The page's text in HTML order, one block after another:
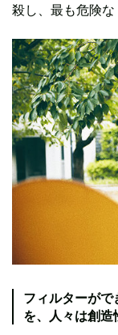
殺し、最も危険な
フィルターが
を、人々は創造